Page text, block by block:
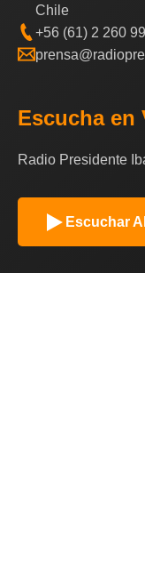
Chile
+56 (61) 2 260
Escucha en
Radio Presidente
Escuchar